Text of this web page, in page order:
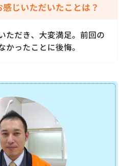
じいただいたことは？
ただき、大変満足。前回の
かったことに後悔。